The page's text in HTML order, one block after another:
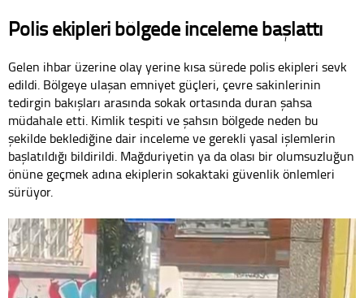
Polis ekipleri bölgede inceleme başlattı
Gelen ihbar üzerine olay yerine kısa sürede polis ekipleri sevk
edildi. Bölgeye ulaşan emniyet güçleri, çevre sakinlerinin
tedirgin bakışları arasında sokak ortasında duran şahsa
müdahale etti. Kimlik tespiti ve şahsın bölgede neden bu
şekilde beklediğine dair inceleme ve gerekli yasal işlemlerin
başlatıldığı bildirildi. Mağduriyetin ya da olası bir olumsuzluğun
önüne geçmek adına ekiplerin sokaktaki güvenlik önlemleri
sürüyor.